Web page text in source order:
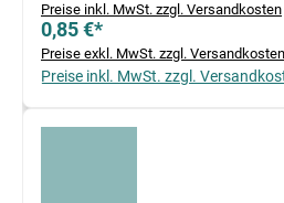
Preise inkl. MwSt. zzgl. Versandkosten
0,85 €*
Preise exkl. MwSt. zzgl. Versandkosten
Preise inkl. MwSt. zzgl.